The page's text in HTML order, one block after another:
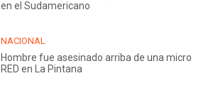
en el Sudamericano
NACIONAL
Hombre fue asesinado arriba de una micro
RED en La Pintana